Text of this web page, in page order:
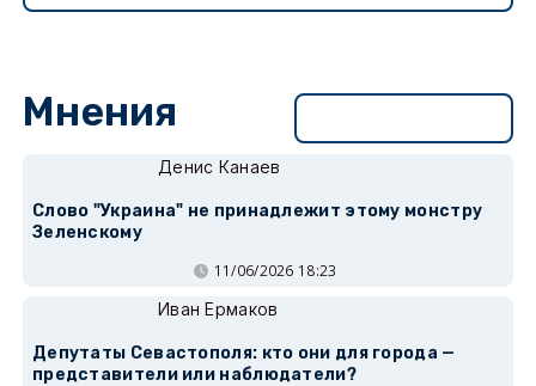
Мнения
Денис Канаев
Слово "Украина" не принадлежит этому монстру
Зеленскому
11/06/2026 18:23
Иван Ермаков
Депутаты Севастополя: кто они для города —
представители или наблюдатели?